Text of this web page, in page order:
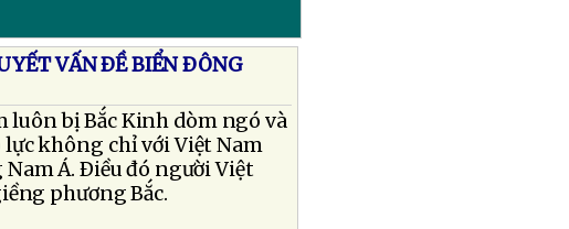
VẤN ÐỀ BIỂN ÐÔNG
luôn bị Bắc Kinh dòm ngó và
lực không chỉ với Việt Nam
Á. Ðiều đó người Việt
phương Bắc.